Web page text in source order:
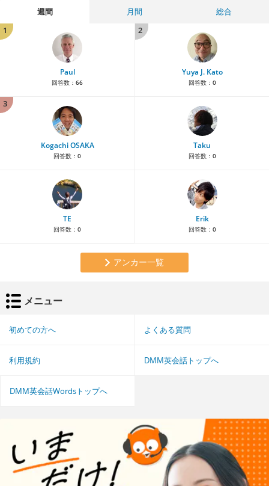
週間 月間
総合
1
Paul
回答数： 66
2
Yuya J. Kato
回答数： 0
3
Kogachi OSAKA
回答数： 0
Taku
回答数： 0
TE
回答数： 0
Erik
回答数： 0
アンカー一覧
メニュー
初めての方へ よくある質問
利用規約 DMM英会話トップへ
DMM英会話Wordsトップへ